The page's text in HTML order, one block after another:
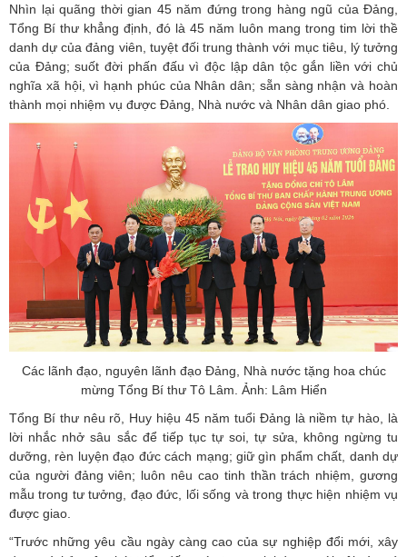
Nhìn lại quãng thời gian 45 năm đứng trong hàng ngũ của Đảng,
Tổng Bí thư khẳng định, đó là 45 năm luôn mang trong tim lời thề
danh dự của đảng viên, tuyệt đối trung thành với mục tiêu, lý tưởng
của Đảng; suốt đời phấn đấu vì độc lập dân tộc gắn liền với chủ
nghĩa xã hội, vì hạnh phúc của Nhân dân; sẵn sàng nhận và hoàn
thành mọi nhiệm vụ được Đảng, Nhà nước và Nhân dân giao phó.
Các lãnh đạo, nguyên lãnh đạo Đảng, Nhà nước tặng hoa chúc
mừng Tổng Bí thư Tô Lâm. Ảnh: Lâm Hiển
Tổng Bí thư nêu rõ, Huy hiệu 45 năm tuổi Đảng là niềm tự hào, là
lời nhắc nhở sâu sắc để tiếp tục tự soi, tự sửa, không ngừng tu
dưỡng, rèn luyện đạo đức cách mạng; giữ gìn phẩm chất, danh dự
của người đảng viên; luôn nêu cao tinh thần trách nhiệm, gương
mẫu trong tư tưởng, đạo đức, lối sống và trong thực hiện nhiệm vụ
được giao.
“Trước những yêu cầu ngày càng cao của sự nghiệp đổi mới, xây